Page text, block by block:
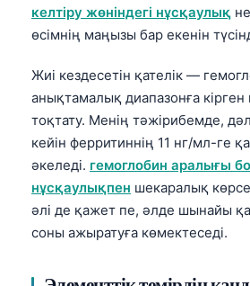
келтіру жөніндегі нұсқаулық
өсімнің маңызы бар екенін
Жиі кездесетін қателік —
анықтамалық диапазонға кірген
тоқтату. Менің тәжірибемде,
кейін ферритиннің 11 нг/мл-ге
әкеледі. гемоглобин аралығы
нұсқаулықпен шекаралық
әлі де қажет пе, әлде шынайы
соны ажыратуға көмектеседі.